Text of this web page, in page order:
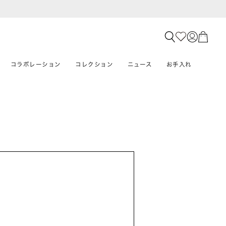
コラボレーション コレクション ニュース お手入れ